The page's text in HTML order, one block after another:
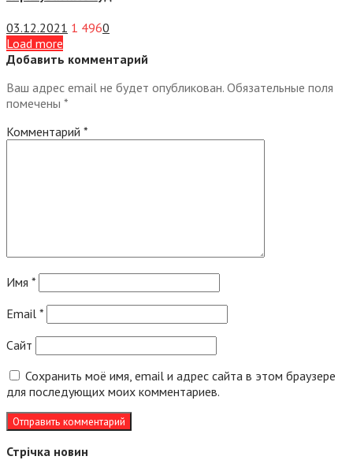
03.12.2021 1 4960
Load more
Добавить комментарий
Ваш адрес email не будет опубликован. Обязательные поля
помечены *
Комментарий *
Имя *
Email *
Сайт
Сохранить моё имя, email и адрес сайта в этом браузере
для последующих моих комментариев.
Стрічка новин